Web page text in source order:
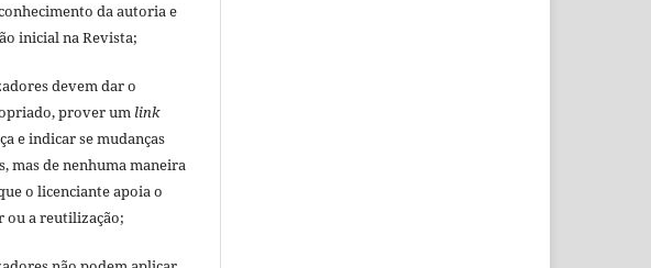
da autoria e
inicial na Revista;
devem dar o
prover um link
e indicar se mudanças
mas de nenhuma maneira
o licenciante apoia o
a reutilização;